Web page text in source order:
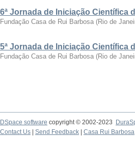
6ª Jornada de Iniciação Científica
Fundação Casa de Rui Barbosa (Rio de
5ª Jornada de Iniciação Científica
Fundação Casa de Rui Barbosa (Rio de
DSpace software copyright © 2002-2023
Contact Us
Send Feedback Casa Rui Barbosa